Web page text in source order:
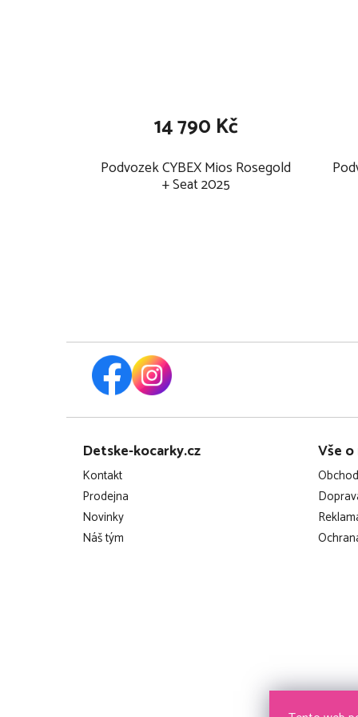
Podvozek CYBEX Mios Rosegold
+ Seat 2025
14 790 Kč
Detske-kocarky.cz
Kontakt
Prodejna
Novinky
Náš tým
Vše